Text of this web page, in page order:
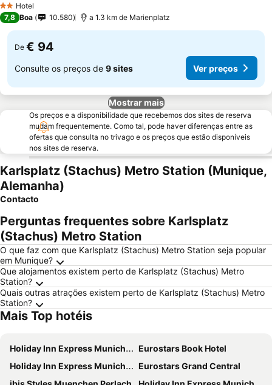
2 Estrelas
Hotel
7,8 Boa 10.580 a 1.3 km de Marienplatz
De € 94
Consulte os preços de 9 sites Ver preços
Mostrar mais
Os preços e a disponibilidade que recebemos dos sites de reserva
mudam frequentemente. Como tal, pode haver diferenças entre as
ofertas que consulta no trivago e os preços que estão disponíveis
nos sites de reserva.
Karlsplatz (Stachus) Metro Station (Munique,
Alemanha)
Contacto
Perguntas frequentes sobre Karlsplatz
(Stachus) Metro Station
O que faz com que Karlsplatz (Stachus) Metro Station seja popular
em Munique?
Que alojamentos existem perto de Karlsplatz (Stachus) Metro
Station?
Quais outras atrações existem perto de Karlsplatz (Stachus) Metro
Station?
Mais Top hotéis
Holiday Inn Express Munich - City East By Ihg
Eurostars Book Hotel
Holiday Inn Express Munich City West by IHG
Eurostars Grand Central